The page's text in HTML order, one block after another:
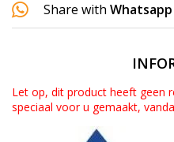
Share with Whatsapp
Let op, dit product heeft geen
speciaal voor u gemaakt,